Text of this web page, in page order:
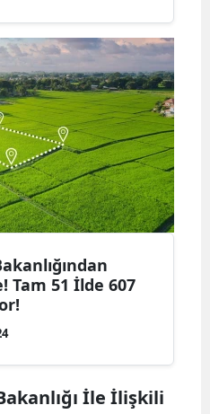
Tam 51 İlde 607
İle İlişkili